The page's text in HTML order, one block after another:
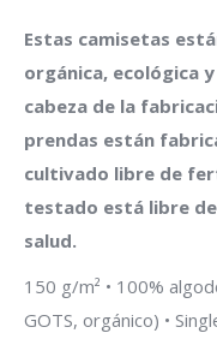
Estas camisetas
orgánica, ecológica
cabeza de la
prendas están
cultivado libre de
testado está libre
salud.
150 g/m² • 100%
GOTS, orgánico) •